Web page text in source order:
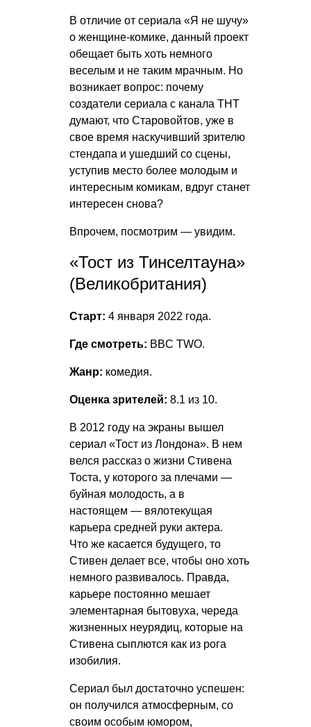
В отличие от сериала «Я не шучу»
о женщине-комике, данный проект
обещает быть хоть немного
веселым и не таким мрачным. Но
возникает вопрос: почему
создатели сериала с канала ТНТ
думают, что Старовойтов, уже в
свое время наскучивший зрителю
стендапа и ушедший со сцены,
уступив место более молодым и
интересным комикам, вдруг станет
интересен снова?
Впрочем, посмотрим — увидим.
«Тост из Тинселтауна»
(Великобритания)
Старт: 4 января 2022 года.
Где смотреть: BBC TWO.
Жанр: комедия.
Оценка зрителей: 8.1 из 10.
В 2012 году на экраны вышел
сериал «Тост из Лондона». В нем
велся рассказ о жизни Стивена
Тоста, у которого за плечами —
буйная молодость, а в
настоящем — вялотекущая
карьера средней руки актера.
Что же касается будущего, то
Стивен делает все, чтобы оно хоть
немного развивалось. Правда,
карьере постоянно мешает
элементарная бытовуха, череда
жизненных неурядиц, которые на
Стивена сыплются как из рога
изобилия.
Сериал был достаточно успешен:
он получился атмосферным, со
своим особым юмором,